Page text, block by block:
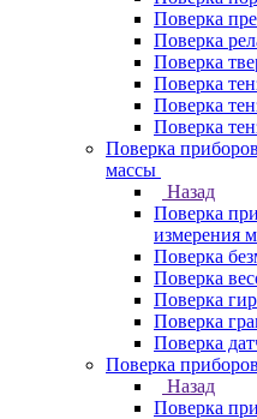
Поверка
Поверка
Поверка
Поверка
Поверка
Поверка
Поверка
массы
Назад
Поверка
измерения
Поверка
Поверка
Поверка
Поверка
Поверка
Поверка
Назад
Поверка